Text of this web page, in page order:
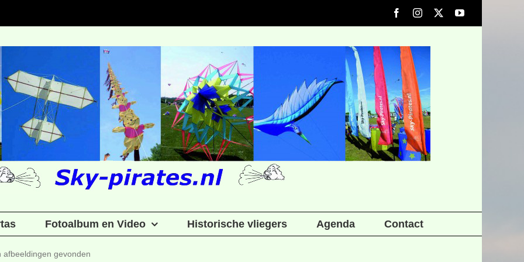
FacebookInstagram YouTube
Fotoalbum en Video Historische vliegers Agenda Contact
afbeeldingen gevonden